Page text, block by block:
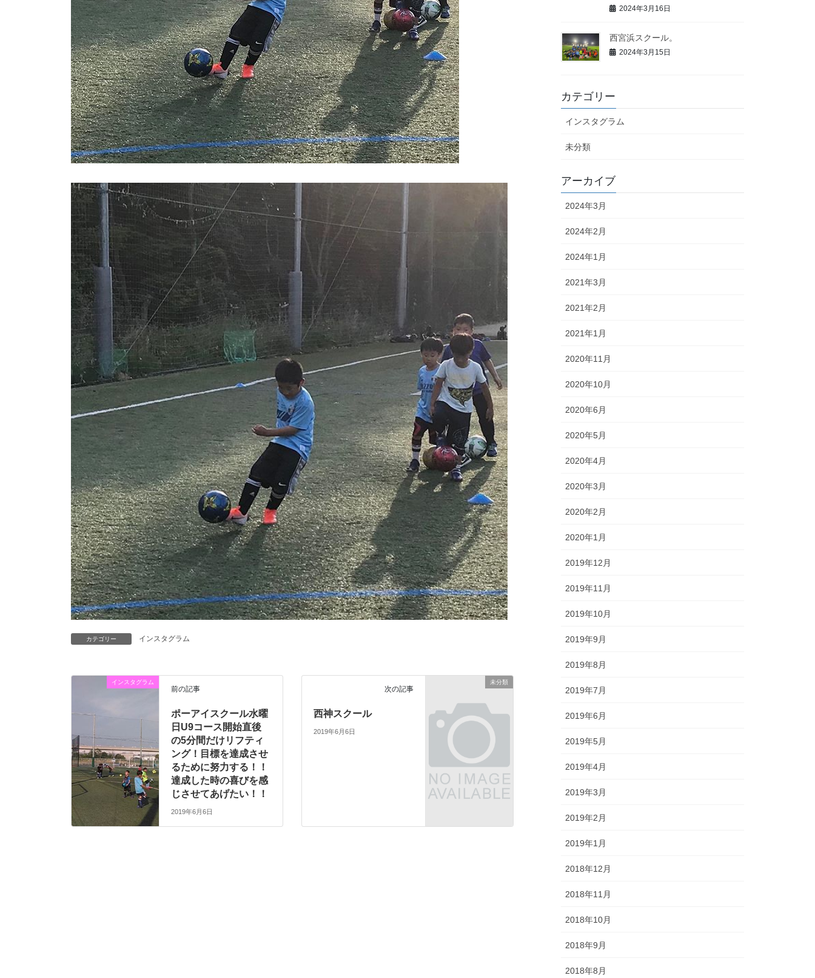
カテゴリー インスタグラム
インスタグラム
前の記事
ポーアイスクール水曜
日U9コース開始直後
の5分間だけリフティ
ング！目標を達成させ
るために努力する！！
達成した時の喜びを感
じさせてあげたい！！
2019年6月6日
未分類
次の記事
西神スクール
2019年6月6日
2024年3月16日
西宮浜スクール。
2024年3月15日
カテゴリー
インスタグラム
未分類
アーカイブ
2024年3月
2024年2月
2024年1月
2021年3月
2021年2月
2021年1月
2020年11月
2020年10月
2020年6月
2020年5月
2020年4月
2020年3月
2020年2月
2020年1月
2019年12月
2019年11月
2019年10月
2019年9月
2019年8月
2019年7月
2019年6月
2019年5月
2019年4月
2019年3月
2019年2月
2019年1月
2018年12月
2018年11月
2018年10月
2018年9月
2018年8月